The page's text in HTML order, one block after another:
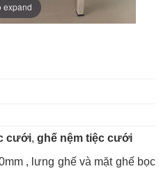
expand
cưới, ghế nệm tiệc cưới
, lưng ghế và mặt ghế bọc